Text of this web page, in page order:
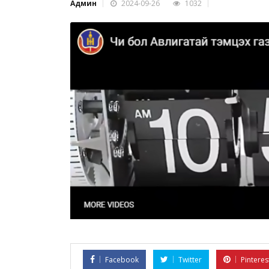
Админ 2024-09-26 1032
Facebook Twitter